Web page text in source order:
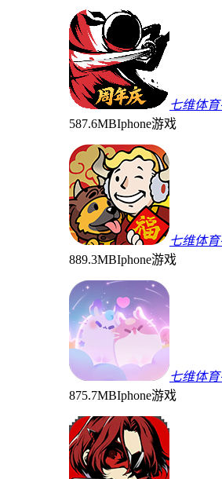
七维体
587.6MBIphone游戏
七维体
889.3MBIphone游戏
七维体
875.7MBIphone游戏